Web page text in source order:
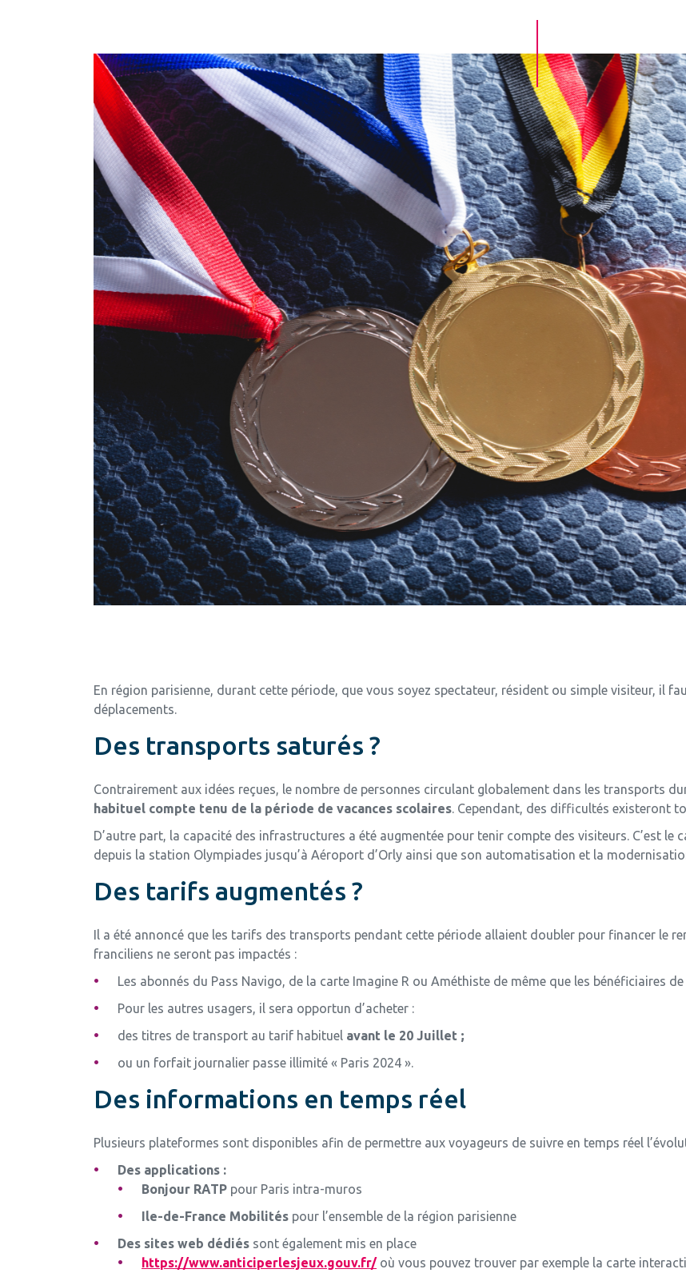
En région parisienne, durant cette période, que vous soyez spectateur, résident ou simple visiteur, il
déplacements.
Des transports saturés ?
Contrairement aux idées reçues, le nombre de personnes circulant globalement dans les transports
habituel compte tenu de la période de vacances scolaires. Cependant, des difficultés existeront
D’autre part, la capacité des infrastructures a été augmentée pour tenir compte des visiteurs. C’est
depuis la station Olympiades jusqu’à Aéroport d’Orly ainsi que son automatisation et la
Des tarifs augmentés ?
Il a été annoncé que les tarifs des transports pendant cette période allaient doubler pour financer le
franciliens ne seront pas impactés :
Les abonnés du Pass Navigo, de la carte Imagine R ou Améthiste de même que les bénéficiaires
Pour les autres usagers, il sera opportun d’acheter :
des titres de transport au tarif habituel avant le 20 Juillet ;
ou un forfait journalier passe illimité « Paris 2024 ».
Des informations en temps réel
Plusieurs plateformes sont disponibles afin de permettre aux voyageurs de suivre en temps réel
Des applications :
Bonjour RATP pour Paris intra-muros
Ile-de-France Mobilités pour l’ensemble de la région parisienne
Des sites web dédiés sont également mis en place
https://www.anticiperlesjeux.gouv.fr/où vous pouvez trouver par exemple la carte